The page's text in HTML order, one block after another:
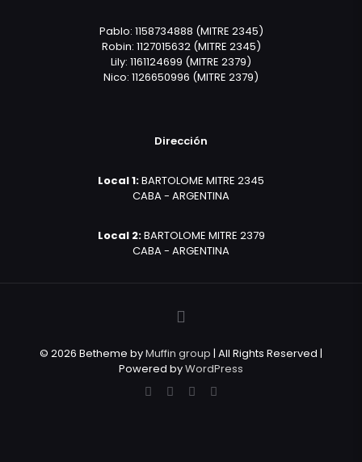
Pablo: 1158734888 (MITRE 2345)
Robin: 1127015632 (MITRE 2345)
Lily: 1161124699 (MITRE 2379)
Nico: 1126650996 (MITRE 2379)
Dirección
Local 1:BARTOLOME MITRE 2345
CABA - ARGENTINA
Local 2:BARTOLOME MITRE 2379
CABA - ARGENTINA
© 2026 Betheme byMuffin group | All Rights Reserved |
Powered byWordPress